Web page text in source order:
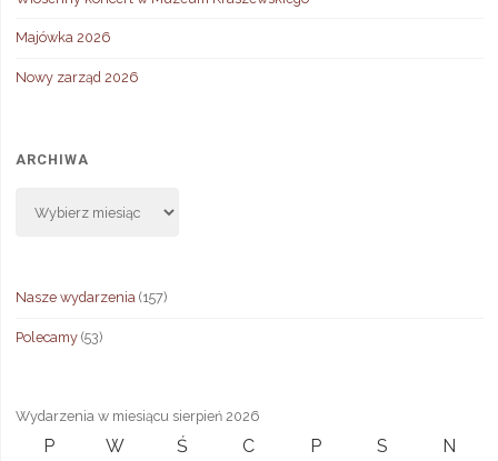
Majówka 2026
Nowy zarząd 2026
ARCHIWA
Nasze wydarzenia(157)
Polecamy(53)
Wydarzenia w miesiącu sierpień 2026
Pponiedziałek
W wtorekŚśroda C czwartek
Ppiątek S sobotaN